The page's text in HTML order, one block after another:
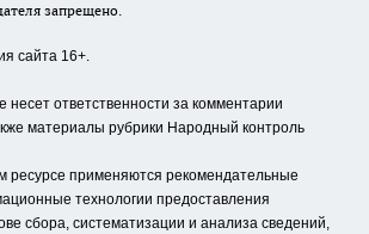
запрещено.
сайта 16+.
несет ответственности за комментарии
материалы рубрики Народный контроль
применяются рекомендательные
технологии предоставления
сбора, систематизации и анализа сведений,